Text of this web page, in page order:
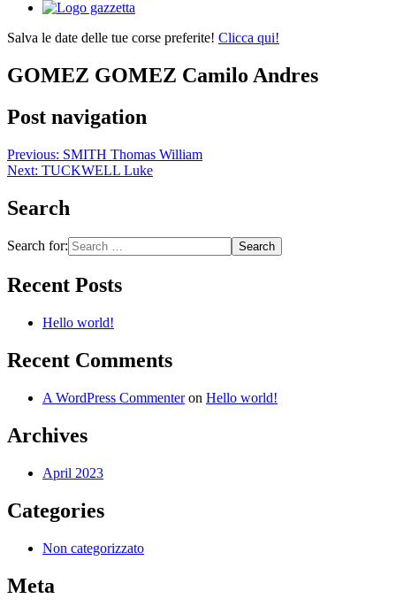
Salva le date delle tue corse preferite! Clicca qui!
GOMEZ GOMEZ Camilo Andres
Post navigation
Previous: SMITH Thomas William
Next: TUCKWELL Luke
Search
Search for:
Recent Posts
Hello world!
Recent Comments
A WordPress Commenteron Hello world!
Archives
April 2023
Categories
Non categorizzato
Meta